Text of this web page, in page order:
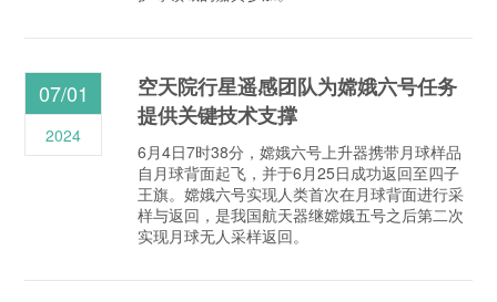
空天院行星遥感团队为嫦娥六号任务
提供关键技术支撑
6月4日7时38分，嫦娥六号上升器携带月球样品
自月球背面起飞，并于6月25日成功返回至四子
王旗。嫦娥六号实现人类首次在月球背面进行采
样与返回，是我国航天器继嫦娥五号之后第二次
实现月球无人采样返回。
07/01
2024